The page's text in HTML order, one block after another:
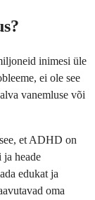
inimesi üle
ei ole see
vanemluse või
et ADHD on
ja heade
edukat ja
oma